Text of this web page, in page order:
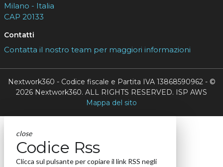
Milano - Italia
CAP 20133
Contatti
Contatta il nostro team per maggiori informazioni
Nextwork360 - Codice fiscale e Partita IVA 13868590962 - ©
2026 Nextwork360. ALL RIGHTS RESERVED. ISP AWS
Mappa del sito
close
Codice Rss
Clicca sul pulsante per copiare il link RSS negli